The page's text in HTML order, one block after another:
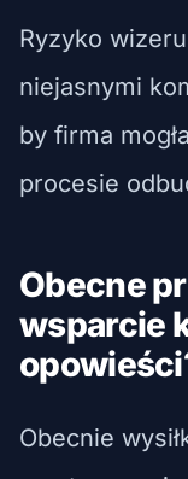
Ryzyko
niejasnymi
by firma
procesie
Obecne
wsparcie
Obecnie